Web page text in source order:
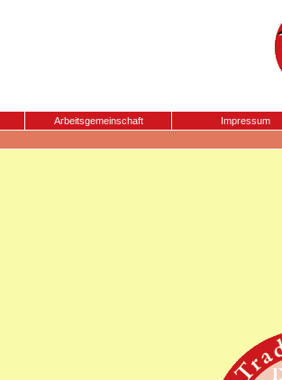
Arbeitsgemeinschaft Impressum